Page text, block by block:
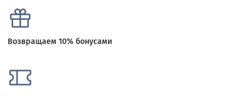
Возвращаем 10% бонусами